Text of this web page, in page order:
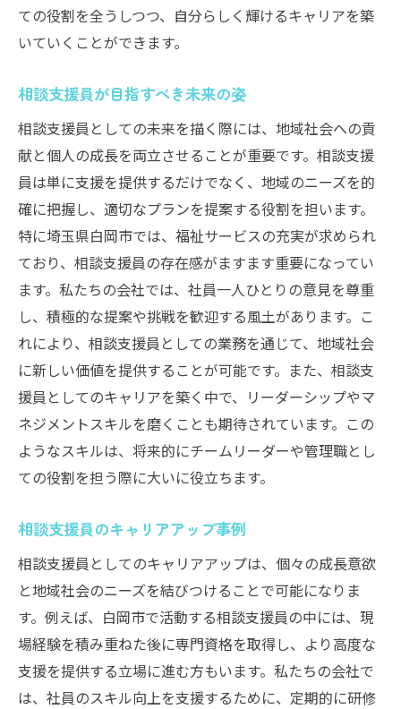
ての役割を全うしつつ、自分らしく輝けるキャリアを築
いていくことができます。
相談支援員が目指すべき未来の姿
相談支援員としての未来を描く際には、地域社会への貢
献と個人の成長を両立させることが重要です。相談支援
員は単に支援を提供するだけでなく、地域のニーズを的
確に把握し、適切なプランを提案する役割を担います。
特に埼玉県白岡市では、福祉サービスの充実が求められ
ており、相談支援員の存在感がますます重要になってい
ます。私たちの会社では、社員一人ひとりの意見を尊重
し、積極的な提案や挑戦を歓迎する風土があります。こ
れにより、相談支援員としての業務を通じて、地域社会
に新しい価値を提供することが可能です。また、相談支
援員としてのキャリアを築く中で、リーダーシップやマ
ネジメントスキルを磨くことも期待されています。この
ようなスキルは、将来的にチームリーダーや管理職とし
ての役割を担う際に大いに役立ちます。
相談支援員のキャリアアップ事例
相談支援員としてのキャリアアップは、個々の成長意欲
と地域社会のニーズを結びつけることで可能になりま
す。例えば、白岡市で活動する相談支援員の中には、現
場経験を積み重ねた後に専門資格を取得し、より高度な
支援を提供する立場に進む方もいます。私たちの会社で
は、社員のスキル向上を支援するために、定期的に研修